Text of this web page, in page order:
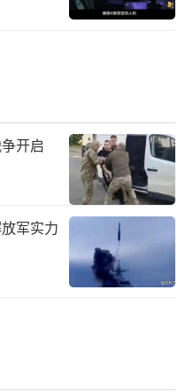
抨击一些高级军官
往往对多样性、公平
选期间，特朗普也承
废除政府中的“多元
开启
军实力